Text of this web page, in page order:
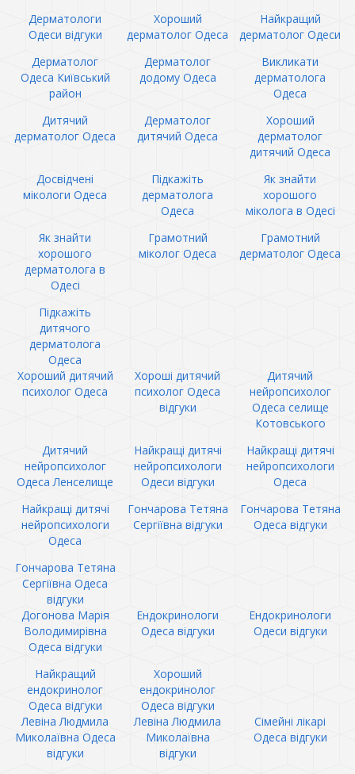
Дерматологи
Одеси відгуки
Хороший
дерматолог Одеса
Найкращий
дерматолог Одеси
Дерматолог
Одеса Київський
район
Дерматолог
додому Одеса
Викликати
дерматолога
Одеса
Дитячий
дерматолог Одеса
Дерматолог
дитячий Одеса
Хороший
дерматолог
дитячий Одеса
Досвідчені
мікологи Одеса
Підкажіть
дерматолога
Одеса
Як знайти
хорошого
міколога в Одесі
Як знайти
хорошого
дерматолога в
Одесі
Грамотний
міколог Одеса
Грамотний
дерматолог Одеса
Підкажіть
дитячого
дерматолога
Одеса
Хороший дитячий
психолог Одеса
Хороші дитячий
психолог Одеса
відгуки
Дитячий
нейропсихолог
Одеса селище
Котовського
Дитячий
нейропсихолог
Одеса Ленселище
Найкращі дитячі
нейропсихологи
Одеси відгуки
Найкращі дитячі
нейропсихологи
Одеса
Найкращі дитячі
нейропсихологи
Одеса
Гончарова Тетяна
Сергіївна відгуки
Гончарова Тетяна
Одеса відгуки
Гончарова Тетяна
Сергіївна Одеса
відгуки
Догонова Марія
Володимирівна
Одеса відгуки
Ендокринологи
Одеса відгуки
Ендокринологи
Одеси відгуки
Найкращий
ендокринолог
Одеса відгуки
Хороший
ендокринолог
Одеса відгуки
Левіна Людмила
Миколаївна Одеса
відгуки
Левіна Людмила
Миколаївна
відгуки
Сімейні лікарі
Одеса відгуки